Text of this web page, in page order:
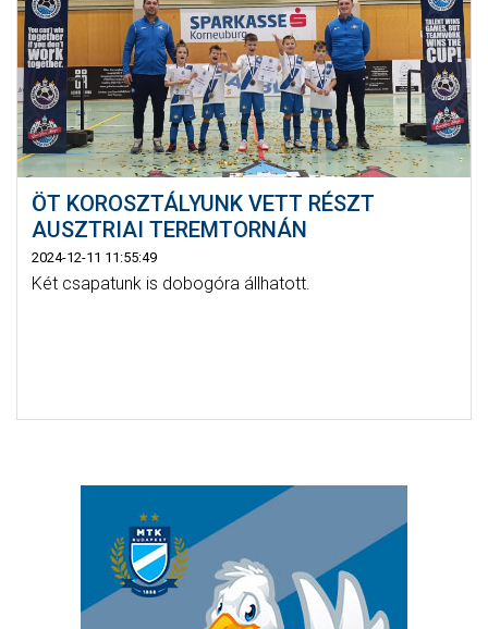
JELENTKEZÉS
SZURKOLÓI ÉLMÉNYEK
VEZETŐSÉG
ÖT KOROSZTÁLYUNK VETT RÉSZT
AUSZTRIAI TEREMTORNÁN
2024-12-11 11:55:49
Két csapatunk is dobogóra állhatott.